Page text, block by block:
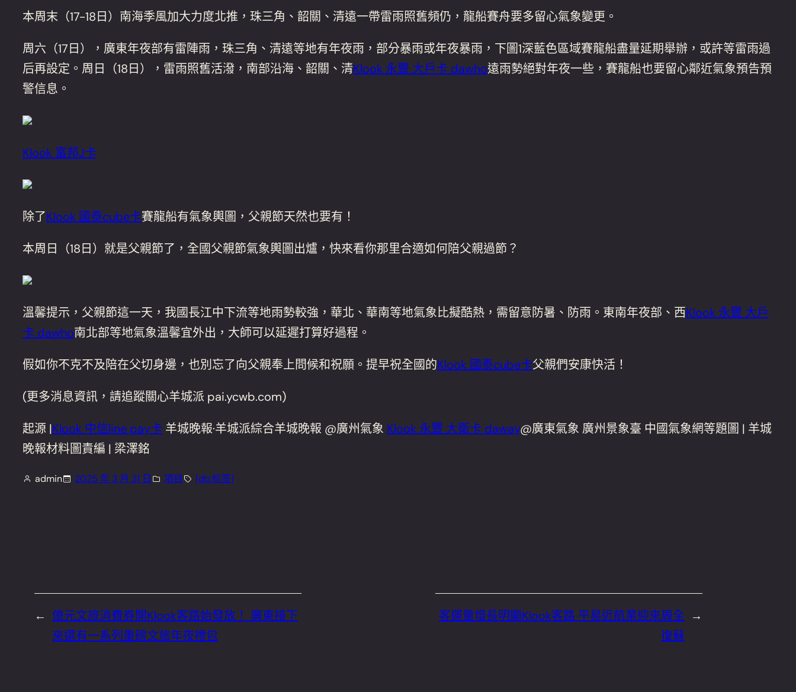
本周末（17-18日）南海季風加大力度北推，珠三角、韶關、清遠一帶雷雨照舊頻仍，龍船賽舟要多留心氣象變更。
周六（17日），廣東年夜部有雷陣雨，珠三角、清遠等地有年夜雨，部分暴雨或年夜暴雨，下圖1深藍色區域賽龍船盡量延期舉辦，或許等雷雨過
后再設定。周日（18日），雷雨照舊活潑，南部沿海、韶關、清Klook 永豐 大戶卡 dawho遠雨勢絕對年夜一些，賽龍船也要留心鄰近氣象預告預
警信息。
Klook 富邦J卡
除了Klook 國泰cube卡賽龍船有氣象輿圖，父親節天然也要有！
本周日（18日）就是父親節了，全國父親節氣象輿圖出爐，快來看你那里合適如何陪父親過節？
溫馨提示，父親節這一天，我國長江中下流等地雨勢較強，華北、華南等地氣象比擬酷熱，需留意防暑、防雨。東南年夜部、西Klook 永豐 大戶
卡 dawho南北部等地氣象溫馨宜外出，大師可以延遲打算好過程。
假如你不克不及陪在父切身邊，也別忘了向父親奉上問候和祝願。提早祝全國的Klook 國泰cube卡父親們安康快活！
(更多消息資訊，請追蹤關心羊城派 pai.ycwb.com)
起源 |Klook 中信line pay卡 羊城晚報·羊城派綜合羊城晚報 @廣州氣象 Klook 永豐 大衛卡 daway@廣東氣象 廣州景象臺 中國氣象網等題圖 | 羊城
晚報材料圖責編 | 梁澤銘
admin 2025 年 3 月 31 日 項目 [db:标签]
← 億元文旅消費券開Klook客路始發放！ 廣東接下
來還有一系列重磅文旅年夜禮包
→
客運量增長明顯Klook客路 平易近航業迎來周全
復蘇